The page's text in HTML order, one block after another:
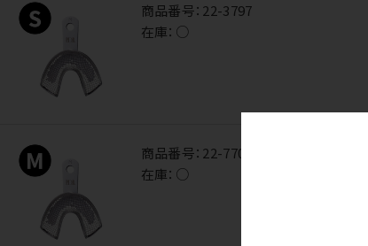
商品番号： 22-3797
在庫： ○
商品番号： 22-7701
在庫： ○